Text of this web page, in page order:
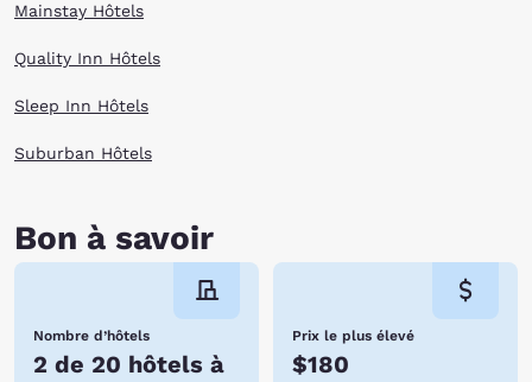
Mainstay Hôtels
Quality Inn Hôtels
Sleep Inn Hôtels
Suburban Hôtels
Bon à savoir
Nombre d’hôtels
2 de 20 hôtels à
Prix le plus élevé
$180